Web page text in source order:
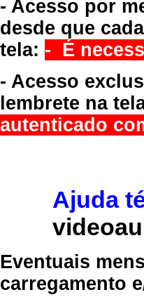
- Acesso por
desde que
tela: - É
- Acesso
lembrete na
autenticado
Ajuda
Eventuais
carregamento